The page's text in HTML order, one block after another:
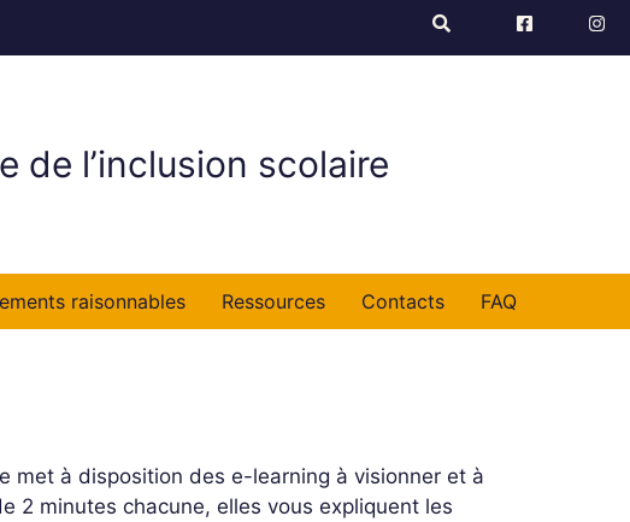
de l’inclusion scolaire
raisonnables Ressources Contacts FAQ
met à disposition des e-learning à visionner et à
2 minutes chacune, elles vous expliquent les